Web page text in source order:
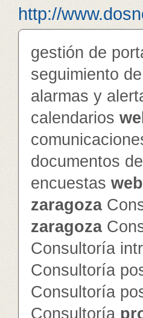
http://
gestión de
seguimiento
alarmas y
calendarios
documentos
encuestas web
zaragoza
zaragoza
Consultoría
Consultoría
Consultoría
Consultoría